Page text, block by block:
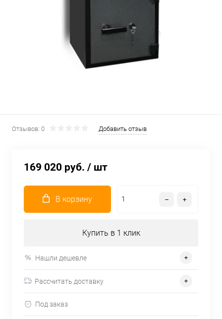
Отзывов: 0 Добавить отзыв
169 020 руб. / шт
В корзину
Купить в 1 клик
Нашли дешевле
Рассчитать доставку
Под заказ